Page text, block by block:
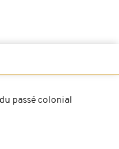
passé colonial